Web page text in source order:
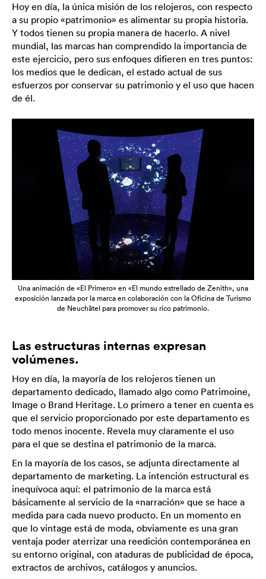
Hoy en día, la única misión de los relojeros, con respecto
a su propio «patrimonio» es alimentar su propia historia.
Y todos tienen su propia manera de hacerlo. A nivel
mundial, las marcas han comprendido la importancia de
este ejercicio, pero sus enfoques difieren en tres puntos:
los medios que le dedican, el estado actual de sus
esfuerzos por conservar su patrimonio y el uso que hacen
de él.
Una animación de «El Primero» en «El mundo estrellado de Zenith», una
exposición lanzada por la marca en colaboración con la Oficina de Turismo
de Neuchâtel para promover su rico patrimonio.
Las estructuras internas expresan
volúmenes.
Hoy en día, la mayoría de los relojeros tienen un
departamento dedicado, llamado algo como Patrimoine,
Image o Brand Heritage. Lo primero a tener en cuenta es
que el servicio proporcionado por este departamento es
todo menos inocente. Revela muy claramente el uso
para el que se destina el patrimonio de la marca.
En la mayoría de los casos, se adjunta directamente al
departamento de marketing. La intención estructural es
inequívoca aquí: el patrimonio de la marca está
básicamente al servicio de la «narración» que se hace a
medida para cada nuevo producto. En un momento en
que lo vintage está de moda, obviamente es una gran
ventaja poder aterrizar una reedición contemporánea en
su entorno original, con ataduras de publicidad de época,
extractos de archivos, catálogos y anuncios.